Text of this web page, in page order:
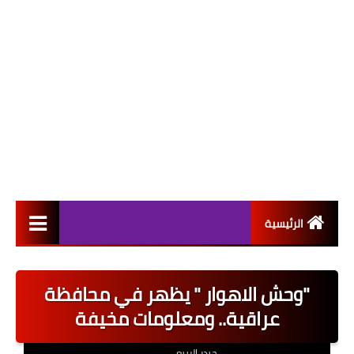
الرئيسية
اخبار القطاع العام
اخبار القطاع الخاص
"وحش الاهوار " يظهر في محافظة
عراقية.. ومعلومات مخيفة